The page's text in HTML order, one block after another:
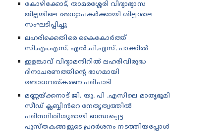
കോഴിക്കോട്, താമരശ്ശേരി വിദ്യാഭ്യാസ
ജില്ലയിലെ അധ്യാപകർക്കായി ശില്പശാല
സംഘടിപ്പിച്ചു
ലഹരിക്കെതിരെ കൈകോർത്ത്
സി.എം.എസ്. എൽ.പി.എസ്. പാക്കിൽ
ഇളങ്കാവ് വിദ്യാമന്ദിറിൽ ലഹരിവിരുദ്ധ
ദിനാചരണത്തിന്റെ ഭാഗമായി
ബോധവത്കരണ പരിപാടി
മണ്ണയ്ക്കനാട് ജി. യു. പി .എസിലെ മാതൃഭൂമി
സീഡ് ക്ലബ്ബിൻറെ നേതൃത്വത്തിൽ
പരിസ്ഥിതിയുമായി ബന്ധപ്പെട്ട
പുസ്തകങ്ങളുടെ പ്രദർശനം നടത്തിയപ്പോൾ